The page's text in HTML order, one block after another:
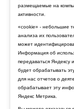
размещаемые на
активности.
«cookie» - небольшие
анализа их
может
Информация об
передаваться Яндексу
будет обрабатывать
для нас отчетов о
обрабатывает эту
Яндекс Метрика.